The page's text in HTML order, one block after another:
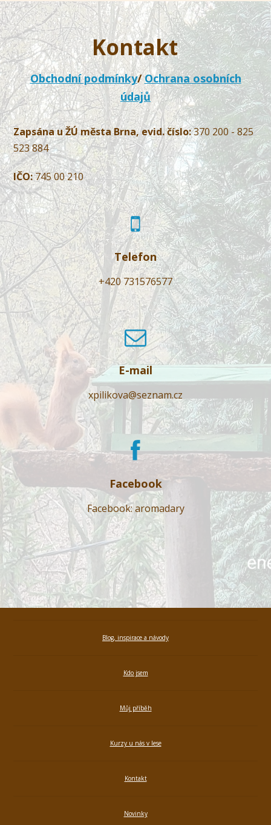
Kontakt
Obchodní podmínky/Ochrana osobních
údajů
Zapsána u ŽÚ města Brna, evid. číslo:370 200 - 825
523 884
IČO:745 00 210
Telefon
+420 731576577
E-mail
xpilikova@seznam.cz
Facebook
Facebook: aromadary
Blog, inspirace a návody
Kdo jsem
Můj příběh
Kurzy u nás v lese
Kontakt
Novinky